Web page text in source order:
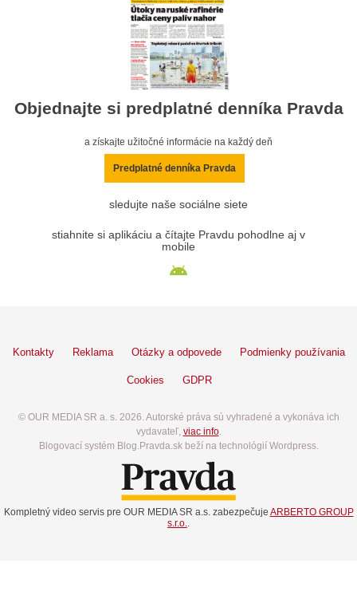
Objednajte si predplatné denníka Pravda
a získajte užitočné informácie na každý deň
Predplatné denníka Pravda
sledujte naše sociálne siete
stiahnite si aplikáciu a čítajte Pravdu pohodlne aj v
mobile
Kontakty Reklama Otázky a odpovede Podmienky používania
Cookies GDPR
© OUR MEDIA SR a. s. 2026. Autorské práva sú vyhradené a vykonáva ich
vydavateľ, viac info.
Blogovací systém Blog.Pravda.sk beží na technológií Wordpress.
Kompletný video servis pre OUR MEDIA SR a.s. zabezpečuje ARBERTO GROUP
s.r.o.